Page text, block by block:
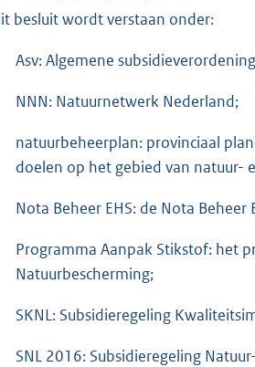
besluit wordt verstaan onder:
Asv: Algemene
NNN: Natuurnetwerk Nederland;
natuurbeheerplan: provinciaal
doelen op het gebied van natuur-
Nota Beheer EHS: de Nota
Programma Aanpak Stikstof: het
Natuurbescherming;
SKNL: Subsidieregeling
SNL 2016: Subsidieregeling